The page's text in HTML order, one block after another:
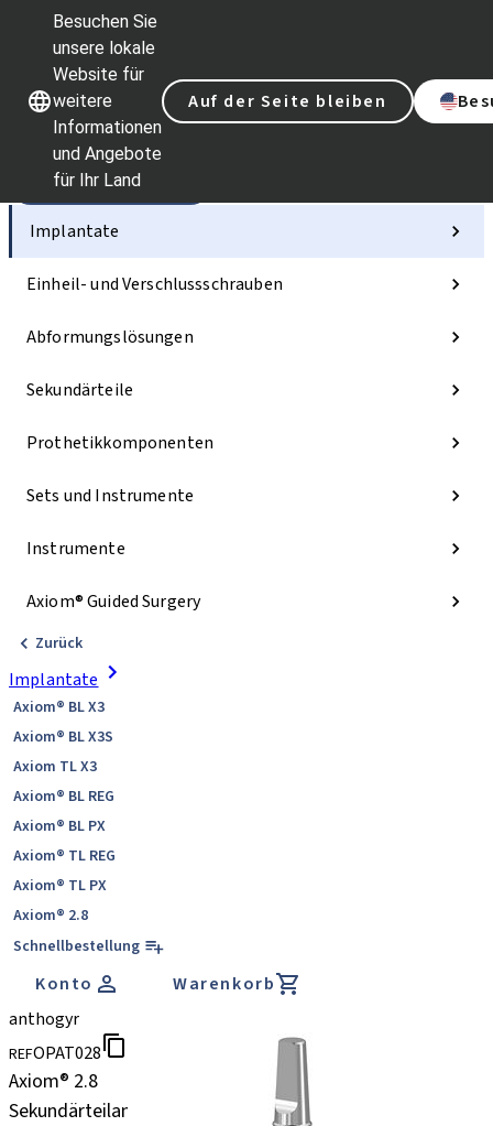
Besuchen Sie
unsere lokale
Website für
weitere
Informationen
und Angebote
für Ihr Land
Auf der Seite bleiben
Unsere MarkenUnsere Marken
Kategorien
Implantate
Einheil- und Verschlussschrauben
Abformungslösungen
Sekundärteile
Prothetikkomponenten
Sets und Instrumente
Instrumente
Axiom® Guided Surgery
Zurück
Implantate
Axiom® BL X3
Axiom® BL X3S
Axiom TL X3
Axiom® BL REG
Axiom® BL PX
Axiom® TL REG
Axiom® TL PX
Axiom® 2.8
Schnellbestellung
Konto
Warenkorb
anthogyr
REFOPAT028
Axiom® 2.8
Sekundärteilanalog